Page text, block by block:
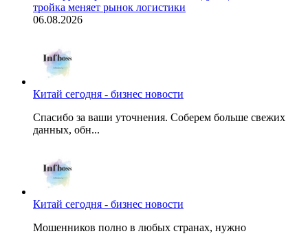
тройка меняет рынок логистики
06.08.2026
Китай сегодня - бизнес новости
Спасибо за ваши уточнения. Соберем больше свежих
данных, обн...
Китай сегодня - бизнес новости
Мошенников полно в любых странах, нужно